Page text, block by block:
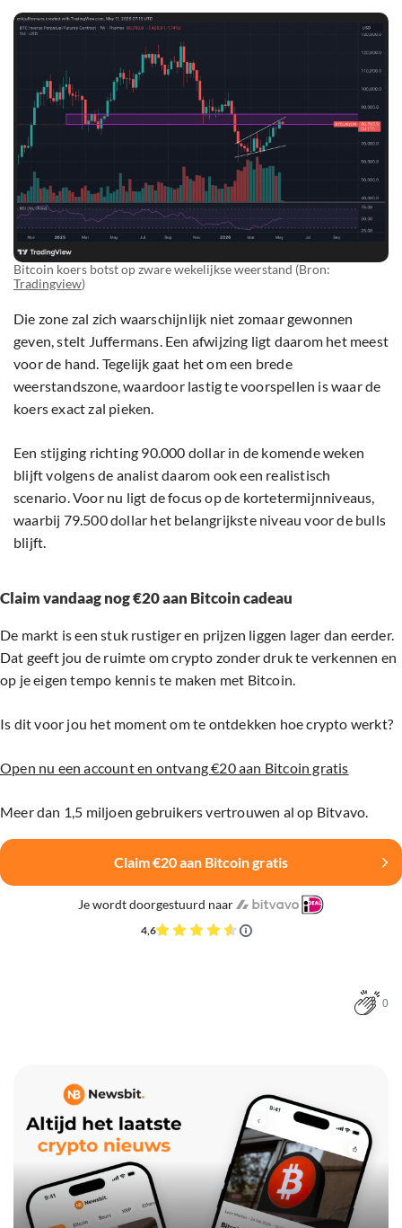
Bitcoin koers botst op zware wekelijkse weerstand (Bron:
Tradingview)
Die zone zal zich waarschijnlijk niet zomaar gewonnen
geven, stelt Juffermans. Een afwijzing ligt daarom het meest
voor de hand. Tegelijk gaat het om een brede
weerstandszone, waardoor lastig te voorspellen is waar de
koers exact zal pieken.
Een stijging richting 90.000 dollar in de komende weken
blijft volgens de analist daarom ook een realistisch
scenario. Voor nu ligt de focus op de kortetermijnniveaus,
waarbij 79.500 dollar het belangrijkste niveau voor de bulls
blijft.
Claim vandaag nog €20 aan Bitcoin cadeau
De markt is een stuk rustiger en prijzen liggen lager dan eerder.
Dat geeft jou de ruimte om crypto zonder druk te verkennen en
op je eigen tempo kennis te maken met Bitcoin.
Is dit voor jou het moment om te ontdekken hoe crypto werkt?
Open nu een account en ontvang €20 aan Bitcoin gratis
Meer dan 1,5 miljoen gebruikers vertrouwen al op Bitvavo.
Claim €20 aan Bitcoin gratis
Je wordt doorgestuurd naar
4,6
0